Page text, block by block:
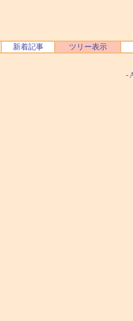
新着記事 ツリー表示
-